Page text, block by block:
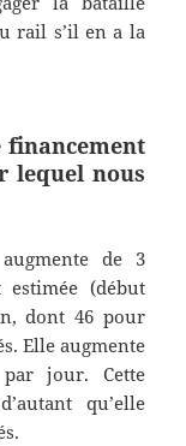
rail s’il en a la
financement
lequelnous
de 3
(début
dont 46 pour
Elle augmente
jour. Cette
qu’elle